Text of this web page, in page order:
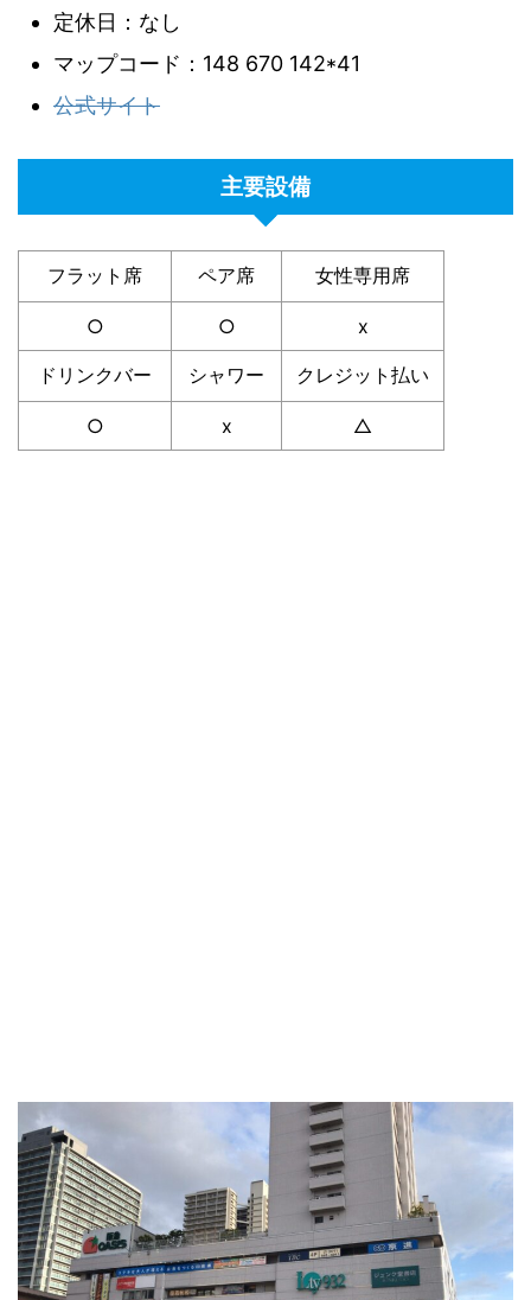
定休日：なし
マップコード：148 670 142*41
公式サイト
主要設備
フラット席 ペア席 女性専用席
○ ○ x
ドリンクバー シャワー クレジット払い
○ x △